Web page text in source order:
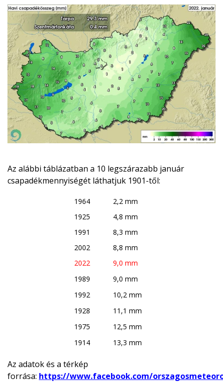
Az alábbi táblázatban a 10 legszárazabb január
csapadékmennyiségét láthatjuk 1901-től:
1964
2,2 mm
1925
4,8 mm
1991
8,3 mm
2002
8,8 mm
2022
9,0 mm
1989
9,0 mm
1992
10,2 mm
1928
11,1 mm
1975
12,5 mm
1914
13,3 mm
Az adatok és a térkép
forrása: https://www.facebook.com/